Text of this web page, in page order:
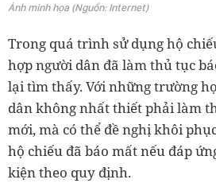
Ảnh minh họa (Nguồn: Internet)
Trong quá trình sử dụng hộ
hợp người dân đã làm thủ tục
lại tìm thấy. Với những trường
dân không nhất thiết phải làm
mới, mà có thể đề nghị khôi
hộ chiếu đã báo mất nếu đáp
kiện theo quy định.